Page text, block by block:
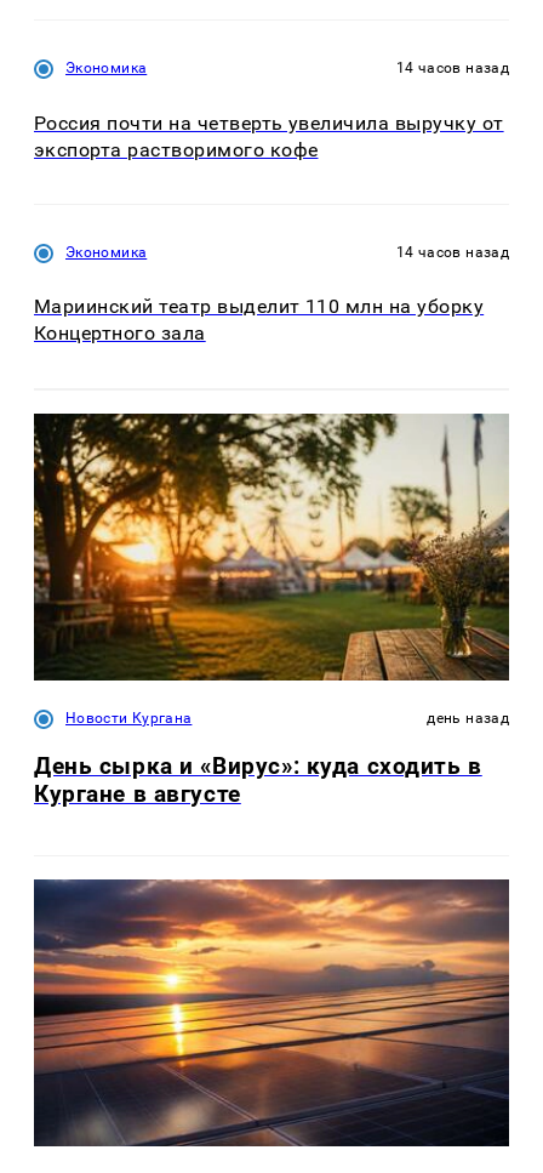
Экономика 14 часов назад
Россия почти на четверть увеличила выручку от
экспорта растворимого кофе
Экономика 14 часов назад
Мариинский театр выделит 110 млн на уборку
Концертного зала
Новости Кургана день назад
День сырка и «Вирус»: куда сходить в
Кургане в августе